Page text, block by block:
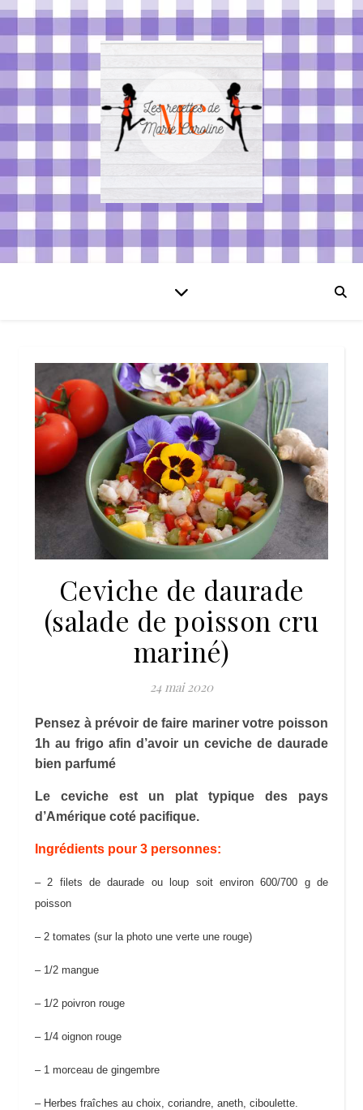
Ceviche de daurade
(salade de poisson cru
mariné)
24 mai 2020
Pensez à prévoir de faire mariner votre poisson
1h au frigo afin d’avoir un ceviche de daurade
bien parfumé
Le ceviche est un plat typique des pays
d’Amérique coté pacifique.
Ingrédients pour 3 personnes:
– 2 filets de daurade ou loup soit environ 600/700 g de
poisson
– 2 tomates (sur la photo une verte une rouge)
– 1/2 mangue
– 1/2 poivron rouge
– 1/4 oignon rouge
– 1 morceau de gingembre
– Herbes fraîches au choix, coriandre, aneth, ciboulette.